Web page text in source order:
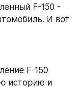
F-150 -
И вот
F-150
историю и